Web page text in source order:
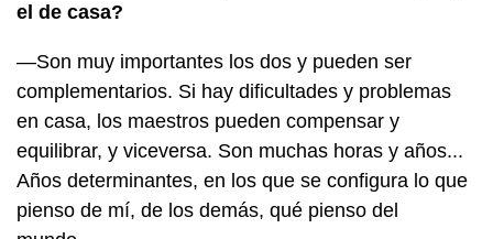
el de casa?
—Son muy importantes los dos y pueden ser
complementarios. Si hay dificultades y problemas
en casa, los maestros pueden compensar y
equilibrar, y viceversa. Son muchas horas y años...
Años determinantes, en los que se configura lo que
pienso de mí, de los demás, qué pienso del